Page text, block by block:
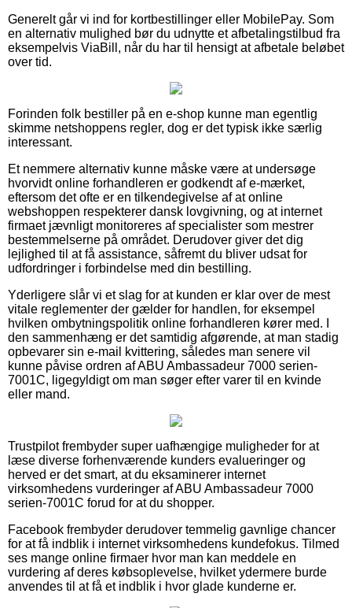
Generelt går vi ind for kortbestillinger eller MobilePay. Som
en alternativ mulighed bør du udnytte et afbetalingstilbud fra
eksempelvis ViaBill, når du har til hensigt at afbetale beløbet
over tid.
Forinden folk bestiller på en e-shop kunne man egentlig
skimme netshoppens regler, dog er det typisk ikke særlig
interessant.
Et nemmere alternativ kunne måske være at undersøge
hvorvidt online forhandleren er godkendt af e-mærket,
eftersom det ofte er en tilkendegivelse af at online
webshoppen respekterer dansk lovgivning, og at internet
firmaet jævnligt monitoreres af specialister som mestrer
bestemmelserne på området. Derudover giver det dig
lejlighed til at få assistance, såfremt du bliver udsat for
udfordringer i forbindelse med din bestilling.
Yderligere slår vi et slag for at kunden er klar over de mest
vitale reglementer der gælder for handlen, for eksempel
hvilken ombytningspolitik online forhandleren kører med. I
den sammenhæng er det samtidig afgørende, at man stadig
opbevarer sin e-mail kvittering, således man senere vil
kunne påvise ordren af ABU Ambassadeur 7000 serien-
7001C, ligegyldigt om man søger efter varer til en kvinde
eller mand.
Trustpilot frembyder super uafhængige muligheder for at
læse diverse forhenværende kunders evalueringer og
herved er det smart, at du eksaminerer internet
virksomhedens vurderinger af ABU Ambassadeur 7000
serien-7001C forud for at du shopper.
Facebook frembyder derudover temmelig gavnlige chancer
for at få indblik i internet virksomhedens kundefokus. Tilmed
ses mange online firmaer hvor man kan meddele en
vurdering af deres købsoplevelse, hvilket ydermere burde
anvendes til at få et indblik i hvor glade kunderne er.